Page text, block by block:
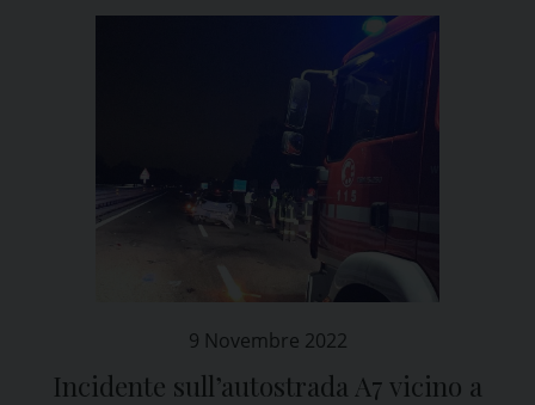
9 Novembre 2022
Incidente sull’autostrada A7 vicino a